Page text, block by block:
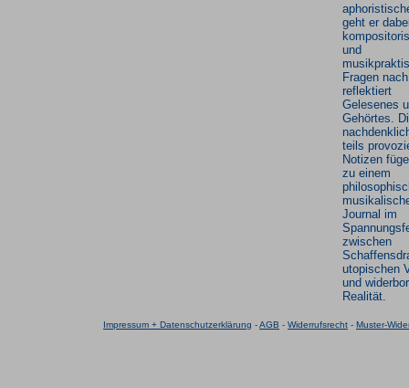
geht er
und
Fragen
reflektiert
Gelesenes
Gehörtes.
teils
Notizen
zu einem
Journal im
zwischen
utopischen
und
Realität.
Impressum + Datenschutzerklärung -AGB - Widerrufsrecht - Muster-